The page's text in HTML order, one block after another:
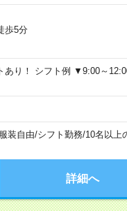
歩5分
あり！ シフト例 ▼9:00～
装自由/シフト勤務/10名以上
詳細へ